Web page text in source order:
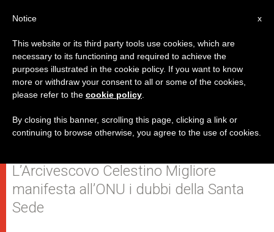
La crisi economica non può
essere gestita solo dai Paesi
ricchi
L’Arcivescovo Celestino Migliore
manifesta all’ONU i dubbi della Santa
Sede
x
Notice
This website or its third party tools use cookies, which are
necessary to its functioning and required to achieve the
purposes illustrated in the cookie policy. If you want to know
more or withdraw your consent to all or some of the cookies,
please refer to the cookie policy
By closing this banner, scrolling this page, clicking a link or
continuing to browse otherwise, you agree to the use of cookies.